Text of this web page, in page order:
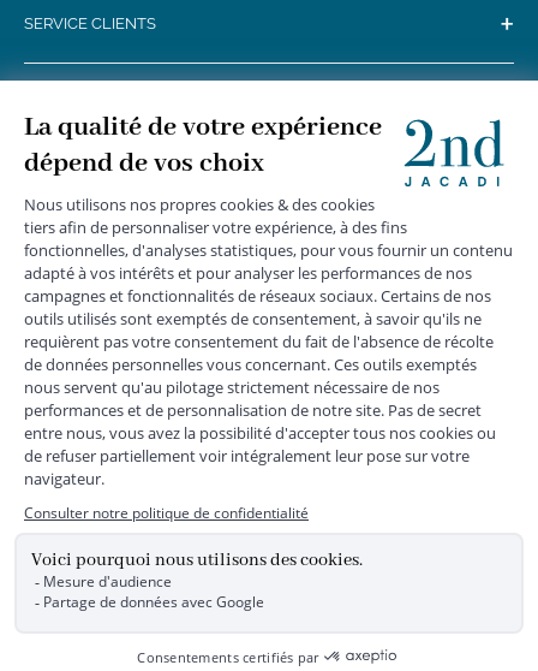
SERVICE CLIENTS +
MENTIONS LÉGALES
DONNÉES PERSONNELLES
*Livraison express gratuite en point relais dès 59 € et à domicile dès 150
€ vers la France Métropolitaine
Les données collectées par la société JACADI, responsable
du traitement, sont nécessaires à l'envoi de newsletters, à la
création de compte, pour le traitement, le suivi et la livraison
de votre commande, ainsi que pour le suivi de votre
adhésion au programme fidélité. Conformément au
Règlement Européen 2016/679 du 27 avril 2016 sur la
protection des données personnelles, vous bénéficiez d'un
rectification, d'opposition, d'effacement, de portabilité ou de
limitation aux traitements de données vous concernant.
Vous pouvez exercer vos droits en écrivant à JACADI –
Service Clients – 2/10 Rue Chaptal, 92300 LEVALLOIS-
Pour plus d'informations, vous pouvez consulter notre